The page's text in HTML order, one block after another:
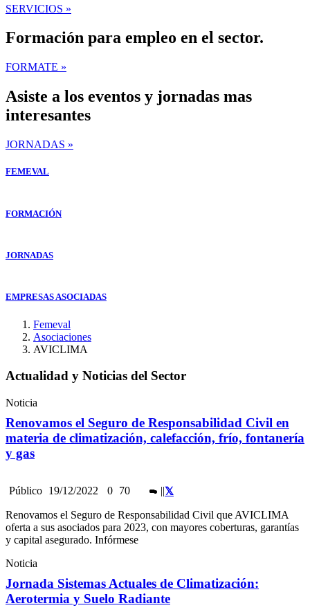
SERVICIOS »
Formación para empleo en el sector.
FORMATE »
Asiste a los eventos y jornadas mas
interesantes
JORNADAS »
FEMEVAL
FORMACIÓN
JORNADAS
EMPRESAS ASOCIADAS
Femeval
Asociaciones
AVICLIMA
Actualidad y Noticias del Sector
Noticia
Renovamos el Seguro de Responsabilidad Civil en
materia de climatización, calefacción, frío, fontanería
y gas
Público 19/12/2022 0 70 ||
Renovamos el Seguro de Responsabilidad Civil que AVICLIMA
oferta a sus asociados para 2023, con mayores coberturas, garantías
y capital asegurado. Infórmese
Noticia
Jornada Sistemas Actuales de Climatización:
Aerotermia y Suelo Radiante